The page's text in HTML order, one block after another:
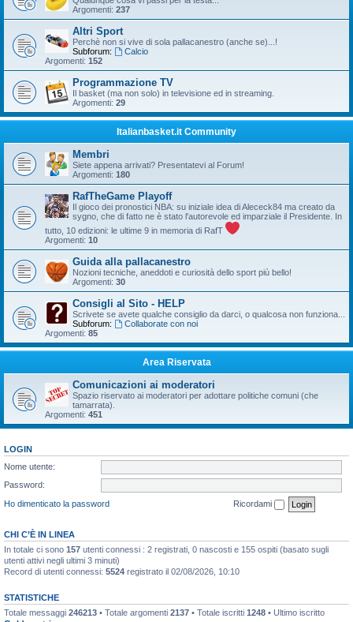
Argomenti: 237
Altri Sport
Perchè non si vive di sola pallacanestro (anche se)...!
Subforum:
Calcio
Argomenti: 152
Programmazione TV
Il basket (ma non solo) in televisione ed in streaming.
Argomenti: 29
Italianbasket.it Community
Membri
Siete appena arrivati? Presentatevi al Forum!
Argomenti: 180
RafTheGame Playoff
Il gioco dei pronostici NBA: su iniziale idea di Alececk84 ma creato da
sygno, che di fatto ne è stato l'autorevole ed imparziale il Presidente. In
tutto, 10 edizioni: le ultime 9 in memoria di RafT
Argomenti: 10
Guida alla pallacanestro
Nozioni tecniche, aneddoti e curiosità dello sport più bello!
Argomenti: 30
Consigli al Sito - HELP
Scrivete se avete qualche consiglio da darci, o qualcosa non funziona...
Subforum:
Collaborate con noi
Argomenti: 85
Area Riservata
Comunicazioni ai moderatori
Spazio riservato ai moderatori per adottare politiche comuni (che
tamarrata).
Argomenti: 451
LOGIN
Nome utente:
Password:
Ho dimenticato la password
Ricordami
CHI C’È IN LINEA
In totale ci sono 157 utenti connessi : 2 registrati, 0 nascosti e 155 ospiti (basato sugli
utenti attivi negli ultimi 3 minuti)
Record di utenti connessi: 5524 registrato il 02/08/2026, 10:10
STATISTICHE
Totale messaggi 246213 • Totale argomenti 2137 • Totale iscritti 1248 • Ultimo iscritto